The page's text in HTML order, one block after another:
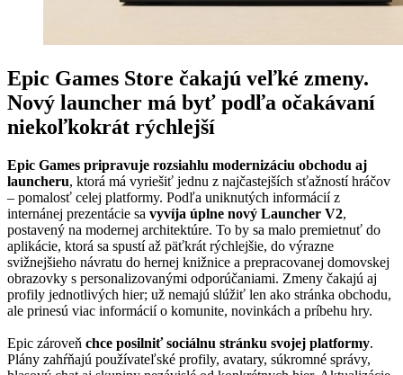
Epic Games Store čakajú veľké zmeny.
Nový launcher má byť podľa očakávaní
niekoľkokrát rýchlejší
Epic Games pripravuje rozsiahlu modernizáciu obchodu aj
launcheru, ktorá má vyriešiť jednu z najčastejších sťažností hráčov
– pomalosť celej platformy. Podľa uniknutých informácií z
internánej prezentácie sa vyvíja úplne nový Launcher V2,
postavený na modernej architektúre. To by sa malo premietnuť do
aplikácie, ktorá sa spustí až päťkrát rýchlejšie, do výrazne
svižnejšieho návratu do hernej knižnice a prepracovanej domovskej
obrazovky s personalizovanými odporúčaniami. Zmeny čakajú aj
profily jednotlivých hier; už nemajú slúžiť len ako stránka obchodu,
ale prinesú viac informácií o komunite, novinkách a príbehu hry.
Epic zároveň chce posilniť sociálnu stránku svojej platformy.
Plány zahŕňajú používateľské profily, avatary, súkromné správy,